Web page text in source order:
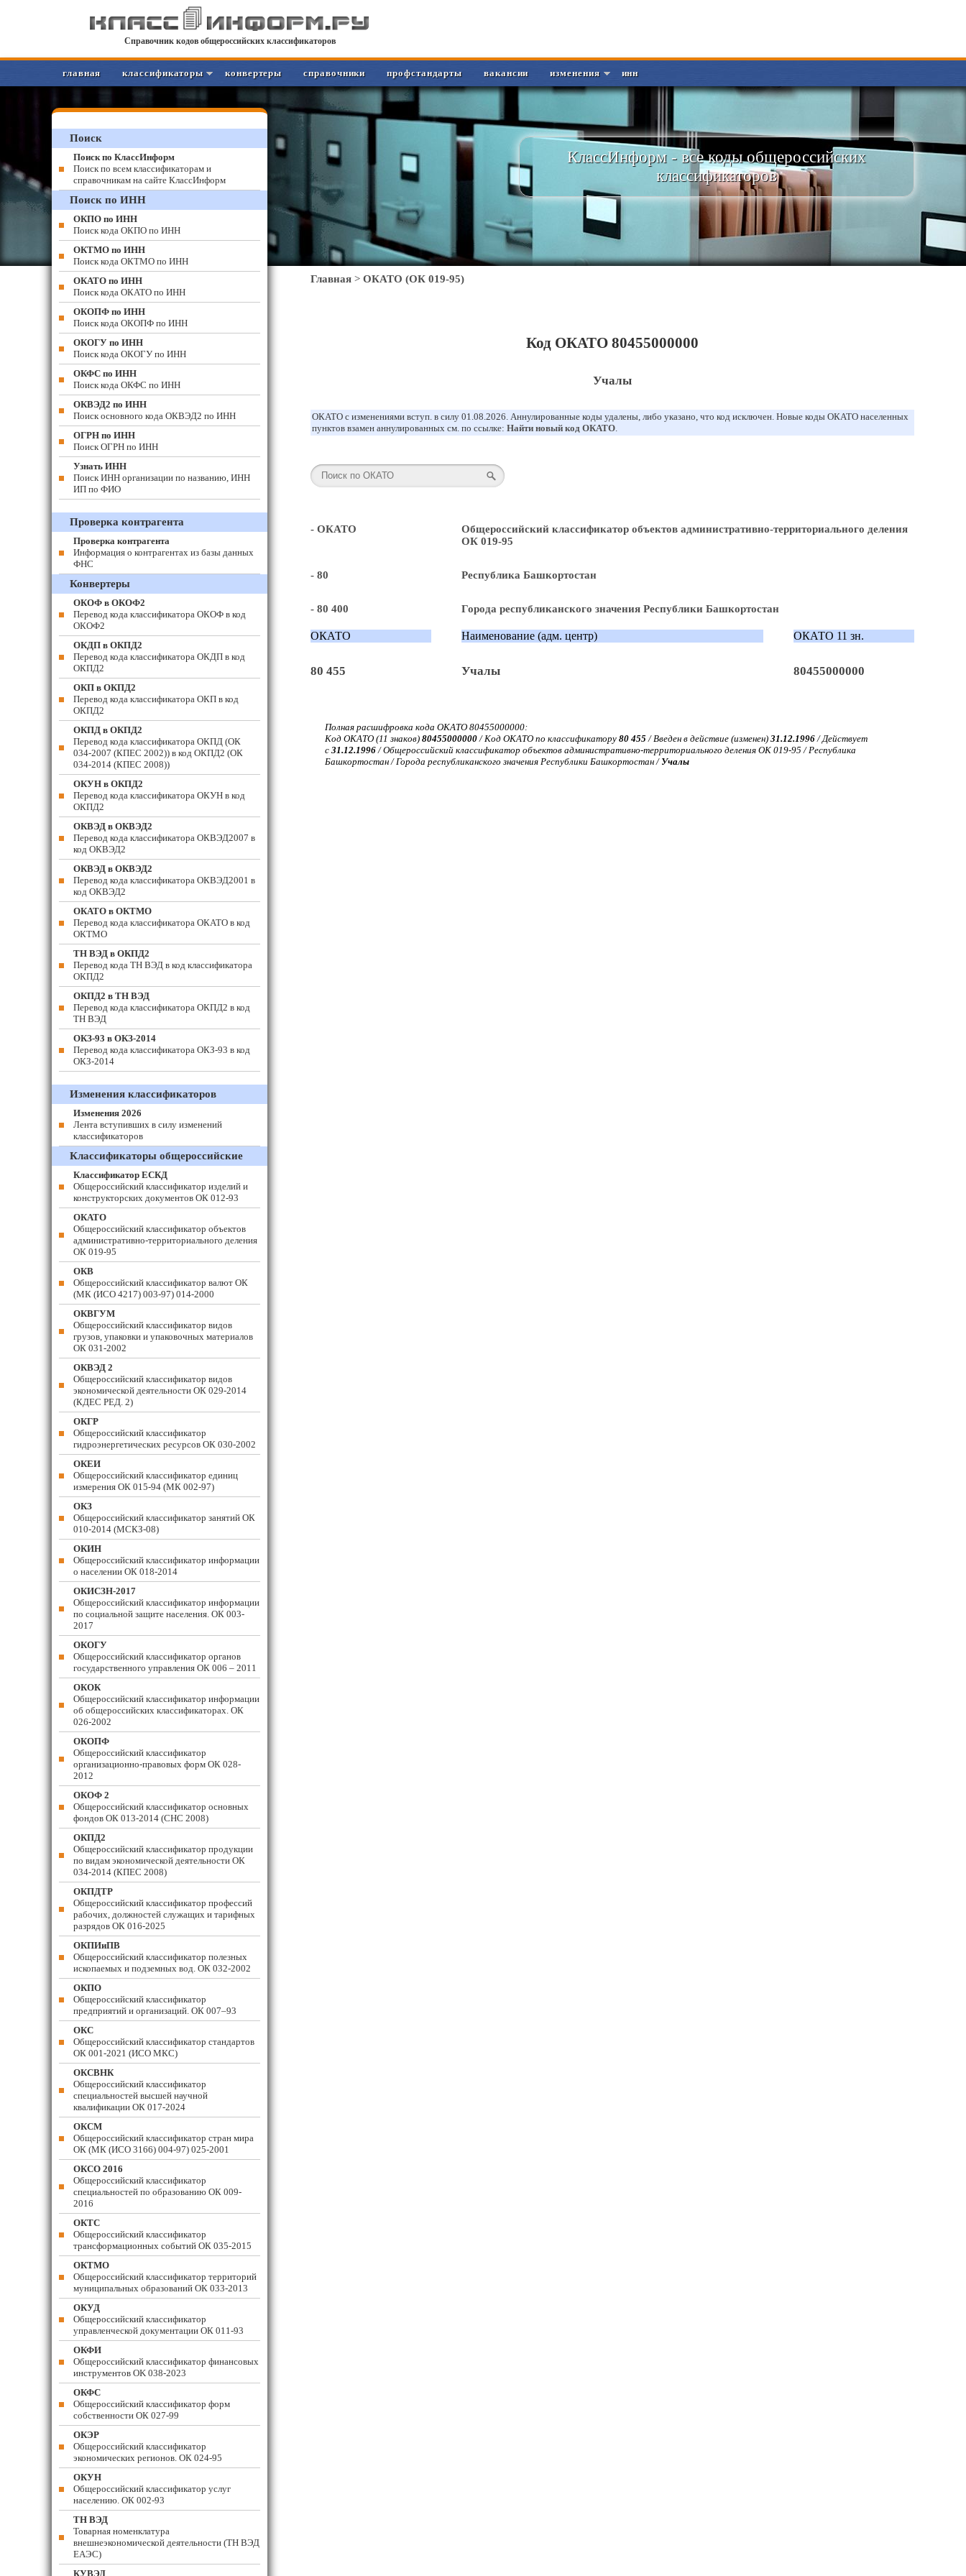
Справочник кодов общероссийских классификаторов
главная классификаторы конвертеры справочники профстандарты вакансии изменения инн
КлассИнформ - все коды общероссийских
классификаторов
Главная > ОКАТО (ОК 019-95)
Код ОКАТО 80455000000
Учалы
ОКАТО с изменениями вступ. в силу 01.08.2026. Аннулированные коды удалены, либо указано, что код исключен. Новые коды ОКАТО населенных
пунктов взамен аннулированных см. по ссылке: Найти новый код ОКАТО.
- ОКАТО
Общероссийский классификатор объектов административно-территориального деления
ОК 019-95
- 80 Республика Башкортостан
- 80 400 Города республиканского значения Республики Башкортостан
ОКАТО Наименование (адм. центр) ОКАТО 11 зн.
80 455 Учалы 80455000000
Полная расшифровка кода ОКАТО 80455000000:
Код ОКАТО (11 знаков) 80455000000/ Код ОКАТО по классификатору 80 455 / Введен в действие (изменен) 31.12.1996/ Действует
с 31.12.1996/ Общероссийский классификатор объектов административно-территориального деления ОК 019-95 / Республика
Башкортостан / Города республиканского значения Республики Башкортостан / Учалы
Поиск
Поиск по КлассИнформ
Поиск по всем классификаторам и
справочникам на сайте КлассИнформ
Поиск по ИНН
ОКПО по ИНН
Поиск кода ОКПО по ИНН
ОКТМО по ИНН
Поиск кода ОКТМО по ИНН
ОКАТО по ИНН
Поиск кода ОКАТО по ИНН
ОКОПФ по ИНН
Поиск кода ОКОПФ по ИНН
ОКОГУ по ИНН
Поиск кода ОКОГУ по ИНН
ОКФС по ИНН
Поиск кода ОКФС по ИНН
ОКВЭД2 по ИНН
Поиск основного кода ОКВЭД2 по ИНН
ОГРН по ИНН
Поиск ОГРН по ИНН
Узнать ИНН
Поиск ИНН организации по названию, ИНН
ИП по ФИО
Проверка контрагента
Проверка контрагента
Информация о контрагентах из базы данных
ФНС
Конвертеры
ОКОФ в ОКОФ2
Перевод кода классификатора ОКОФ в код
ОКОФ2
ОКДП в ОКПД2
Перевод кода классификатора ОКДП в код
ОКПД2
ОКП в ОКПД2
Перевод кода классификатора ОКП в код
ОКПД2
ОКПД в ОКПД2
Перевод кода классификатора ОКПД (ОК
034-2007 (КПЕС 2002)) в код ОКПД2 (ОК
034-2014 (КПЕС 2008))
ОКУН в ОКПД2
Перевод кода классификатора ОКУН в код
ОКПД2
ОКВЭД в ОКВЭД2
Перевод кода классификатора ОКВЭД2007 в
код ОКВЭД2
ОКВЭД в ОКВЭД2
Перевод кода классификатора ОКВЭД2001 в
код ОКВЭД2
ОКАТО в ОКТМО
Перевод кода классификатора ОКАТО в код
ОКТМО
ТН ВЭД в ОКПД2
Перевод кода ТН ВЭД в код классификатора
ОКПД2
ОКПД2 в ТН ВЭД
Перевод кода классификатора ОКПД2 в код
ТН ВЭД
ОКЗ-93 в ОКЗ-2014
Перевод кода классификатора ОКЗ-93 в код
ОКЗ-2014
Изменения классификаторов
Изменения 2026
Лента вступивших в силу изменений
классификаторов
Классификаторы общероссийские
Классификатор ЕСКД
Общероссийский классификатор изделий и
конструкторских документов ОК 012-93
ОКАТО
Общероссийский классификатор объектов
административно-территориального деления
ОК 019-95
ОКВ
Общероссийский классификатор валют ОК
(МК (ИСО 4217) 003-97) 014-2000
ОКВГУМ
Общероссийский классификатор видов
грузов, упаковки и упаковочных материалов
ОК 031-2002
ОКВЭД 2
Общероссийский классификатор видов
экономической деятельности ОК 029-2014
(КДЕС РЕД. 2)
ОКГР
Общероссийский классификатор
гидроэнергетических ресурсов ОК 030-2002
ОКЕИ
Общероссийский классификатор единиц
измерения ОК 015-94 (МК 002-97)
ОКЗ
Общероссийский классификатор занятий ОК
010-2014 (МСКЗ-08)
ОКИН
Общероссийский классификатор информации
о населении ОК 018-2014
ОКИСЗН-2017
Общероссийский классификатор информации
по социальной защите населения. ОК 003-
2017
ОКОГУ
Общероссийский классификатор органов
государственного управления ОК 006 – 2011
ОКОК
Общероссийский классификатор информации
об общероссийских классификаторах. ОК
026-2002
ОКОПФ
Общероссийский классификатор
организационно-правовых форм ОК 028-
2012
ОКОФ 2
Общероссийский классификатор основных
фондов ОК 013-2014 (СНС 2008)
ОКПД2
Общероссийский классификатор продукции
по видам экономической деятельности ОК
034-2014 (КПЕС 2008)
ОКПДТР
Общероссийский классификатор профессий
рабочих, должностей служащих и тарифных
разрядов ОК 016-2025
ОКПИиПВ
Общероссийский классификатор полезных
ископаемых и подземных вод. ОК 032-2002
ОКПО
Общероссийский классификатор
предприятий и организаций. ОК 007–93
ОКС
Общероссийский классификатор стандартов
ОК 001-2021 (ИСО МКС)
ОКСВНК
Общероссийский классификатор
специальностей высшей научной
квалификации ОК 017-2024
ОКСМ
Общероссийский классификатор стран мира
ОК (МК (ИСО 3166) 004-97) 025-2001
ОКСО 2016
Общероссийский классификатор
специальностей по образованию ОК 009-
2016
ОКТС
Общероссийский классификатор
трансформационных событий ОК 035-2015
ОКТМО
Общероссийский классификатор территорий
муниципальных образований ОК 033-2013
ОКУД
Общероссийский классификатор
управленческой документации ОК 011-93
ОКФИ
Общероссийский классификатор финансовых
инструментов OK 038-2023
ОКФС
Общероссийский классификатор форм
собственности ОК 027-99
ОКЭР
Общероссийский классификатор
экономических регионов. ОК 024-95
ОКУН
Общероссийский классификатор услуг
населению. ОК 002-93
ТН ВЭД
Товарная номенклатура
внешнеэкономической деятельности (ТН ВЭД
ЕАЭС)
КУВЭД